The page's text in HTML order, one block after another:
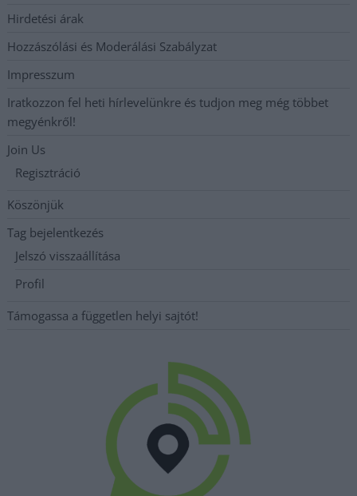
Hirdetési árak
Hozzászólási és Moderálási Szabályzat
Impresszum
Iratkozzon fel heti hírlevelünkre és tudjon meg még többet
megyénkről!
Join Us
Regisztráció
Köszönjük
Tag bejelentkezés
Jelszó visszaállítása
Profil
Támogassa a független helyi sajtót!